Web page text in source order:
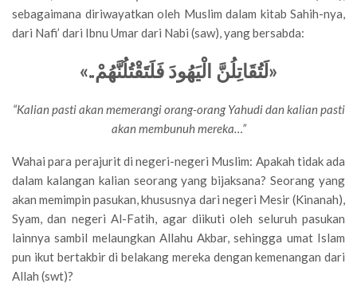
sebagaimana diriwayatkan oleh Muslim dalam kitab Sahih-nya,
dari Nafi’ dari Ibnu Umar dari Nabi (saw), yang bersabda:
«لَتُقَاتِلُنَّ الْيَهُودَ فَلَتَقْتُلُنَّهُمْ..»
“Kalian pasti akan memerangi orang-orang Yahudi dan kalian pasti
akan membunuh mereka…”
Wahai para perajurit di negeri-negeri Muslim: Apakah tidak ada
dalam kalangan kalian seorang yang bijaksana? Seorang yang
akan memimpin pasukan, khususnya dari negeri Mesir (Kinanah),
Syam, dan negeri Al-Fatih, agar diikuti oleh seluruh pasukan
lainnya sambil melaungkan Allahu Akbar, sehingga umat Islam
pun ikut bertakbir di belakang mereka dengan kemenangan dari
Allah (swt)?